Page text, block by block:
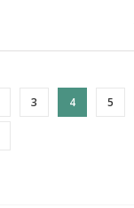
3 4 5